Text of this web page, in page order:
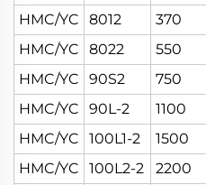
HMC/YC
8012 370
HMC/YC
8022 550
HMC/YC
90S2 750
HMC/YC
90L-2 1100
HMC/YC
100L1-2 1500
HMC/YC
100L2-2 2200